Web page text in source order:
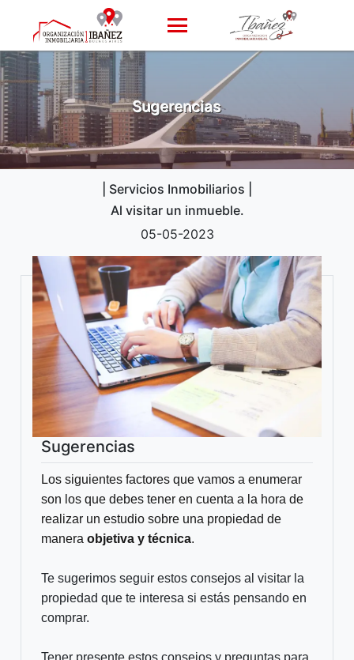
Sugerencias
| Servicios Inmobiliarios |
Al visitar un inmueble.
05-05-2023
Sugerencias
Los siguientes factores que vamos a enumerar
son los que debes tener en cuenta a la hora de
realizar un estudio sobre una propiedad de
maneraobjetiva y técnica.
Te sugerimos seguir estos consejos al visitar la
propiedad que te interesa si estás pensando en
comprar.
Tener presente estos consejos y preguntas para